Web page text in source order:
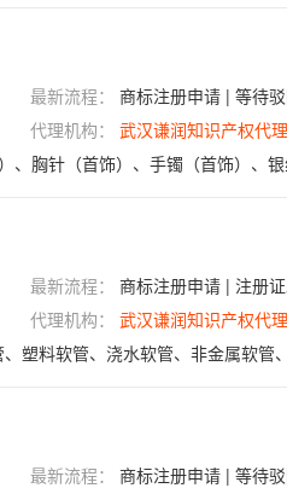
最新流程： 商标注册申请 | 等待
代理机构： 武汉谦润知识产权代
胸针（首饰）、手镯（首饰）、银
最新流程： 商标注册申请 | 注册
代理机构： 武汉谦润知识产权代
水软管、非金属软管、纺织材料制软管、帆布
最新流程： 商标注册申请 | 等待